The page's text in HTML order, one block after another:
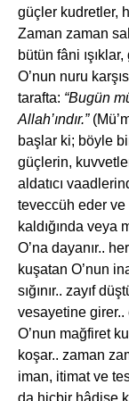
güçler kudretler,
Zaman zaman
bütün fâni
O’nun nuru
tarafta: “Bugün
Allah’ındır.”
başlar ki; böyle
güçlerin,
aldatıcı
teveccüh eder ve
kaldığında veya
O’na dayanır..
kuşatan O’nun
sığınır.. zayıf
vesayetine
O’nun mağfiret
koşar.. zaman
iman, itimat ve
da hiçbir hâdise